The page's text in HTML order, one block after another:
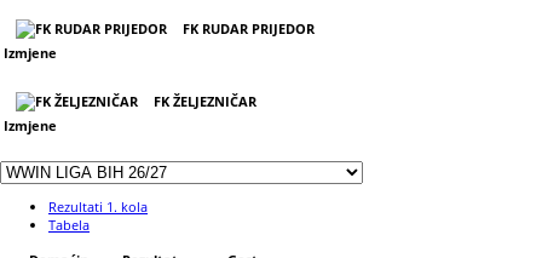
FK RUDAR PRIJEDOR
Izmjene
FK ŽELJEZNIČAR
Izmjene
Rezultati 1. kola
Tabela